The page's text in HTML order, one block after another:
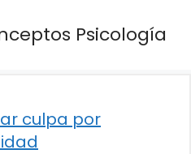
Psicología
culpa por